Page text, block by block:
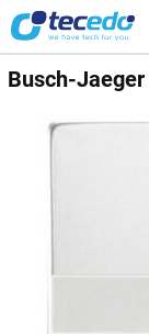
Busch-Jaeger